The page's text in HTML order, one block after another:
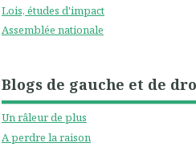
Lois, études d'impact
Assemblée nationale
Blogs de gauche et de
Un râleur de plus
A perdre la raison